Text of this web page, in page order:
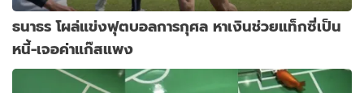
ธนาธร โผล่แข่งฟุตบอลการกุศล หาเงินช่วยแท็กซี่เป็น
หนี้-เจอค่าแก๊สแพง